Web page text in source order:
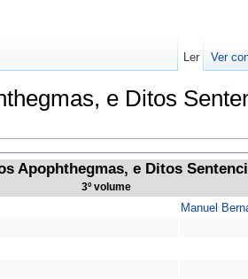
e Ditos
Apophthegmas, e Ditos
3º volume
Manuel
Ler Ver